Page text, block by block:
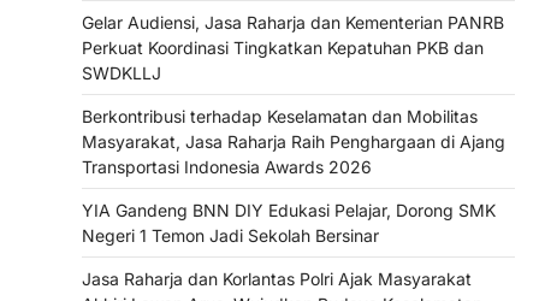
Gelar Audiensi, Jasa Raharja dan Kementerian PANRB
Perkuat Koordinasi Tingkatkan Kepatuhan PKB dan
SWDKLLJ
Berkontribusi terhadap Keselamatan dan Mobilitas
Masyarakat, Jasa Raharja Raih Penghargaan di Ajang
Transportasi Indonesia Awards 2026
YIA Gandeng BNN DIY Edukasi Pelajar, Dorong SMK
Negeri 1 Temon Jadi Sekolah Bersinar
Jasa Raharja dan Korlantas Polri Ajak Masyarakat